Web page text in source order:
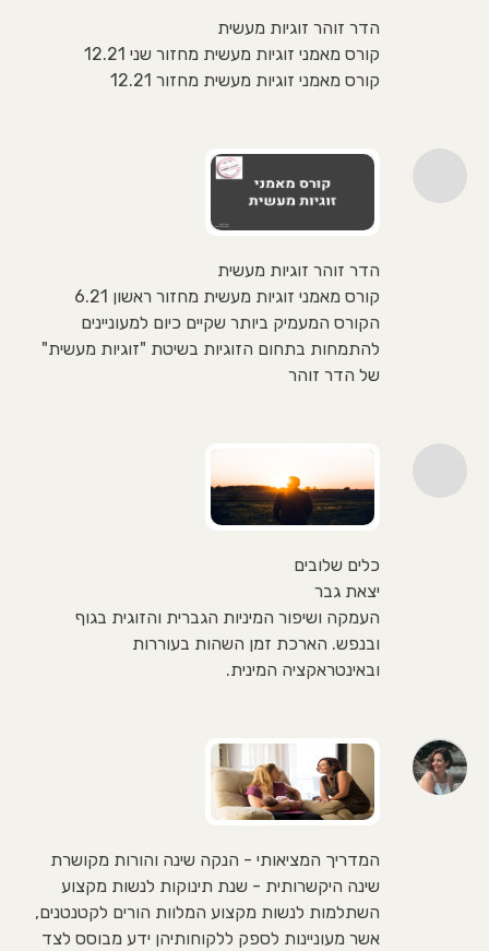
הדר זוהר זוגיות מעשית
קורס מאמני זוגיות מעשית מחזור שני 12.21
קורס מאמני זוגיות מעשית מחזור 12.21
הדר זוהר זוגיות מעשית
קורס מאמני זוגיות מעשית מחזור ראשון 6.21
הקורס המעמיק ביותר שקיים כיום למעוניינים
להתמחות בתחום הזוגיות בשיטת "זוגיות מעשית"
של הדר זוהר
כלים שלובים
יצאת גבר
העמקה ושיפור המיניות הגברית והזוגית בגוף
ובנפש. הארכת זמן השהות בעוררות
ובאינטראקציה המינית.
המדריך המציאותי - הנקה שינה והורות מקושרת
שינה היקשרותית - שנת תינוקות לנשות מקצוע
השתלמות לנשות מקצוע המלוות הורים לקטנטנים,
אשר מעוניינות לספק ללקוחותיהן ידע מבוסס לצד